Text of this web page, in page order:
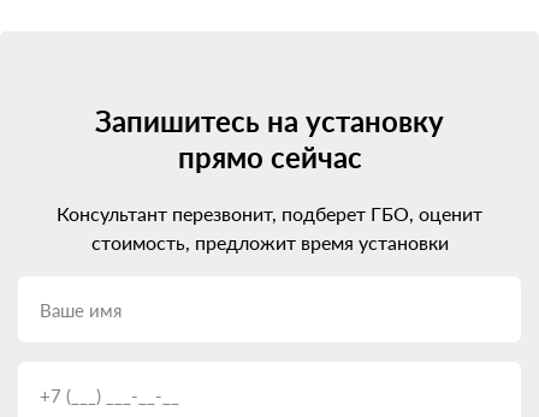
Запишитесь на установку
прямо сейчас
Консультант перезвонит, подберет ГБО, оценит
стоимость, предложит время установки